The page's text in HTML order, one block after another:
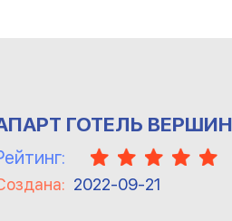
ГОТЕЛЬ
2022-09-21